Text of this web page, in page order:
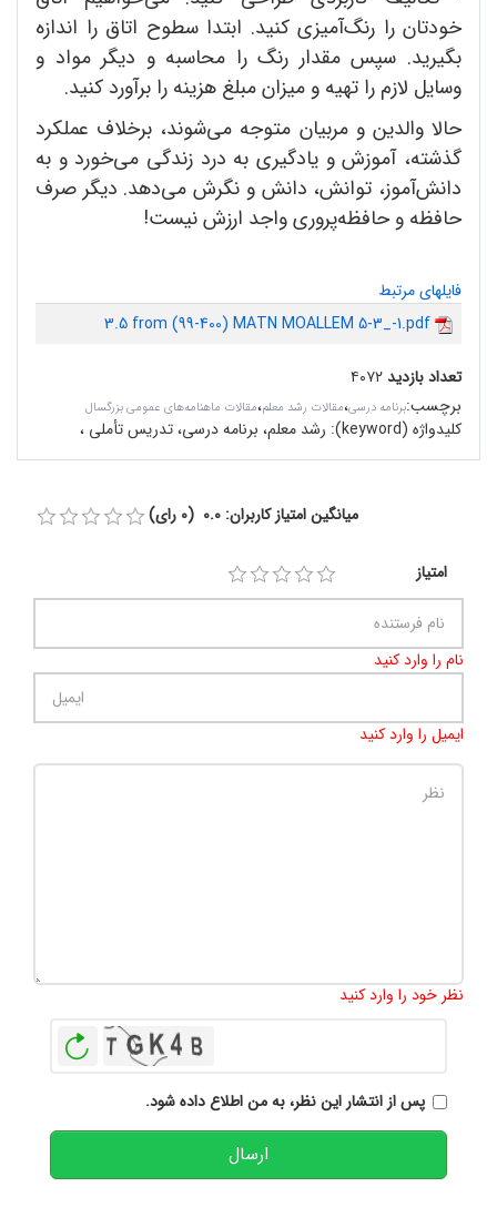
خودتان را رنگ‌آمیزی کنید. ابتدا سطوح اتاق را اندازه‌
بگیرید. سپس مقدار رنگ را محاسبه و دیگر مواد و
وسایل لازم را تهیه و میزان مبلغ هزینه را برآورد کنید.
حالا والدین و مربیان متوجه می‌شوند، برخلاف عملکرد
گذشته، آموزش و یادگیری به درد زندگی می‌خورد و به
دانش‌آموز، توانش، دانش و نگرش می‌دهد. دیگر صرف
حافظه و حافظه‌پروری واجد ارزش نیست!
فایلهای مرتبط
3.5 from (99-400) MATN MOALLEM 5-3_-1.pdf
تعداد بازدید۴۰۷۲
برچسب:برنامه درسی،مقالات رشد معلم،مقالات ماهنامه‌های عمومی بزرگسال
کلیدواژه (keyword): رشد معلم، برنامه درسی، تدریس تأملى ،
میانگین امتیاز کاربران: 0.0 (0 رای)
امتیاز
نام را وارد کنید
ایمیل را وارد کنید
نظر خود را وارد کنید
پس از انتشار این نظر، به من اطلاع داده شود.
ارسال